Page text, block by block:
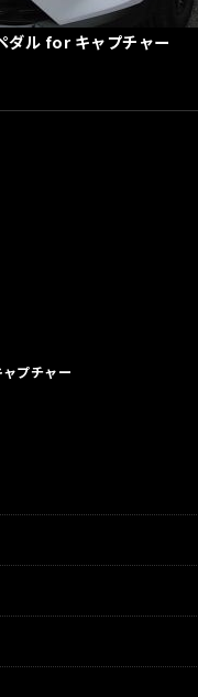
ダル for キャプチャー
プチャー